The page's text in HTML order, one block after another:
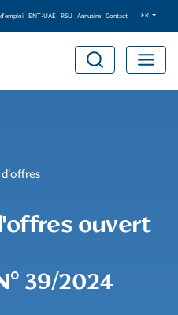
FR
ENT-UAE RSU Annuaire Contact
ouvert
39/2024